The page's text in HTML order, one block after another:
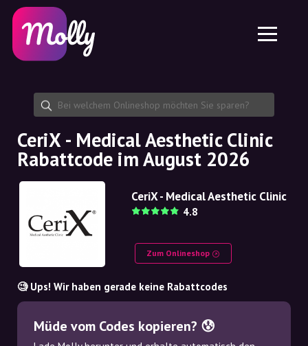
Hautpflege
Haarpflege
Rabattcode teilen
Funktionen
Jobs
Über uns
Partnerschaft
Plattform
Molly für iPhone und iPad
Molly für Android
DE
EN
SE
NO
NL
CeriX - Medical Aesthetic Clinic
Rabattcode im August 2026
CeriX - Medical Aesthetic Clinic
4.8
Zum Onlineshop
🧐 Ups! Wir haben gerade keine Rabattcodes
Müde vom Codes kopieren? 😰